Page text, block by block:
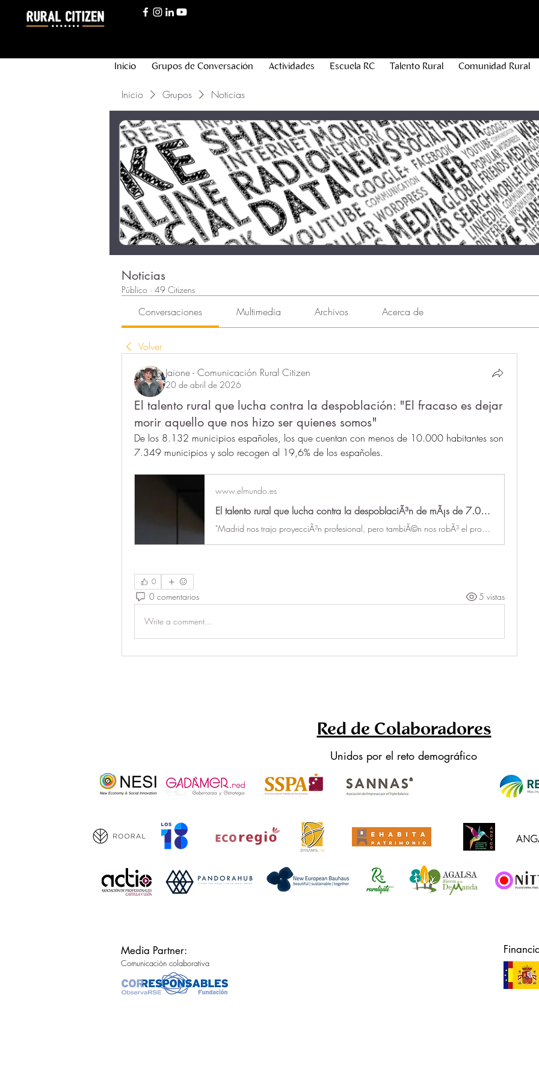
Inicio Grupos de Conversación Actividades Escuela RC Talento Rural Comunidad Rural
Inicio Grupos Noticias
Noticias
Público · 49 Citizens
Conversaciones Multimedia Archivos Acerca de
Volver
Jaione - Comunicación Rural Citizen
20 de abril de 2026
El talento rural que lucha contra la despoblación: "El fracaso es dejar
morir aquello que nos hizo ser quienes somos"
De los 8.132 municipios españoles, los que cuentan con menos de 10.000 habitantes son
7.349 municipios y solo recogen al 19,6% de los españoles.
www.elmundo.es
El talento rural que lucha contra la despoblaciÃ³n de mÃ¡s de 7.000 municipios espaÃ±oles: "El verdadero fracaso es dejar morir aquello que nos hizo ser quienes somos"
0
0 comentarios 5 vistas
Write a comment...
Red de Colaboradores
Unidos por el reto demográfico
Media Partner:
Comunicación colaborativa